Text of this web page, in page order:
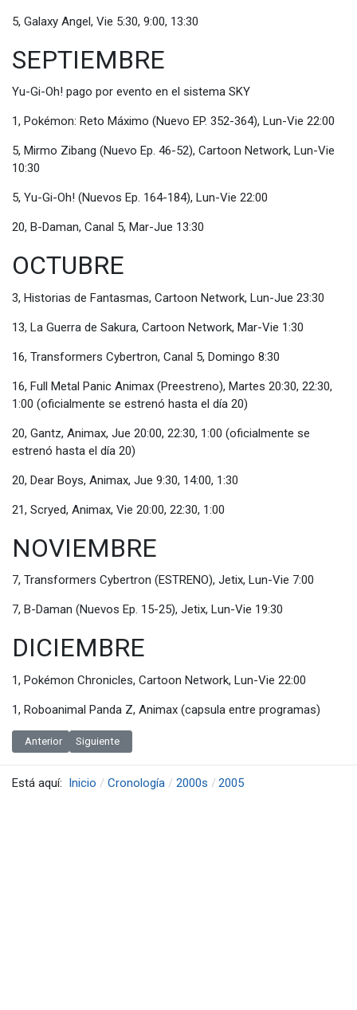
5, Galaxy Angel, Vie 5:30, 9:00, 13:30
SEPTIEMBRE
Yu-Gi-Oh! pago por evento en el sistema SKY
1, Pokémon: Reto Máximo (Nuevo EP. 352-364), Lun-Vie 22:00
5, Mirmo Zibang (Nuevo Ep. 46-52), Cartoon Network, Lun-Vie
10:30
5, Yu-Gi-Oh! (Nuevos Ep. 164-184), Lun-Vie 22:00
20, B-Daman, Canal 5, Mar-Jue 13:30
OCTUBRE
3, Historias de Fantasmas, Cartoon Network, Lun-Jue 23:30
13, La Guerra de Sakura, Cartoon Network, Mar-Vie 1:30
16, Transformers Cybertron, Canal 5, Domingo 8:30
16, Full Metal Panic Animax (Preestreno), Martes 20:30, 22:30,
1:00 (oficialmente se estrenó hasta el día 20)
20, Gantz, Animax, Jue 20:00, 22:30, 1:00 (oficialmente se
estrenó hasta el día 20)
20, Dear Boys, Animax, Jue 9:30, 14:00, 1:30
21, Scryed, Animax, Vie 20:00, 22:30, 1:00
NOVIEMBRE
7, Transformers Cybertron (ESTRENO), Jetix, Lun-Vie 7:00
7, B-Daman (Nuevos Ep. 15-25), Jetix, Lun-Vie 19:30
DICIEMBRE
1, Pokémon Chronicles, Cartoon Network, Lun-Vie 22:00
1, Roboanimal Panda Z, Animax (capsula entre programas)
Artículo anterior: Estrenos de Anime en México en 2006
Anterior Artículo siguiente: Estrenos de Anime en México en 2004
Siguiente
Está aquí: Inicio Cronología 2000s 2005